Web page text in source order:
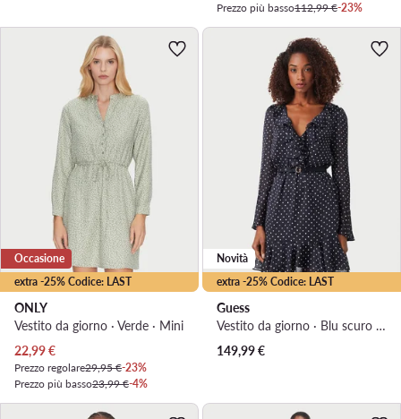
Prezzo più basso112,99 €-23%
extra -25% Codice: LAST
Occasione
ONLY
Vestito da giorno · Verde · Mini
Prezzo attuale
22,99€
Prezzo regolare29,95 €-23%
Prezzo più basso23,99 €-4%
extra -25% Codice: LAST
Novità
Guess
Vestito da giorno · Blu scuro · Mini
149,99€